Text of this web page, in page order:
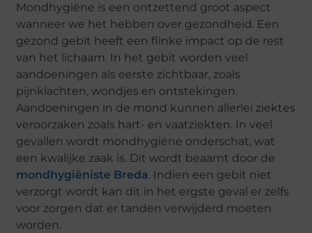
Mondhygiëne is een ontzettend groot aspect
wanneer we het hebben over gezondheid. Een
gezond gebit heeft een flinke impact op de rest
van het lichaam. In het gebit worden veel
aandoeningen als eerste zichtbaar, zoals
pijnklachten, wondjes en ontstekingen.
Aandoeningen in de mond kunnen allerlei ziektes
veroorzaken zoals hart- en vaatziekten. In veel
gevallen wordt mondhygiëne onderschat, wat
een kwalijke zaak is. Dit wordt beaamt door de
mondhygiëniste Breda. Indien een gebit niet
verzorgt wordt kan dit in het ergste geval er zelfs
voor zorgen dat er tanden verwijderd moeten
worden.